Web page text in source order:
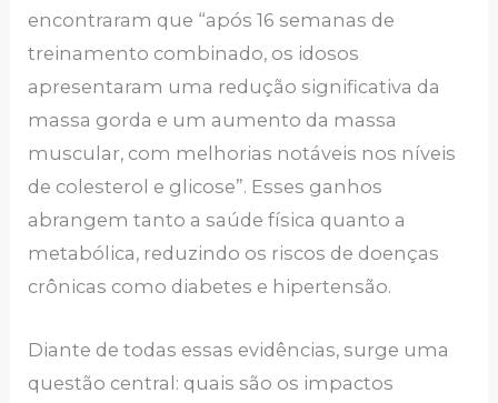
encontraram que “após 16 semanas de
treinamento combinado, os idosos
apresentaram uma redução significativa da
massa gorda e um aumento da massa
muscular, com melhorias notáveis nos níveis
de colesterol e glicose”. Esses ganhos
abrangem tanto a saúde física quanto a
metabólica, reduzindo os riscos de doenças
crônicas como diabetes e hipertensão.
Diante de todas essas evidências, surge uma
questão central: quais são os impactos